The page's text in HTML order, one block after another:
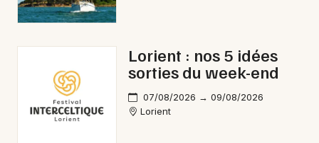
Lorient : nos 5 idées
sorties du week-end
07/08/2026 → 09/08/2026
Lorient